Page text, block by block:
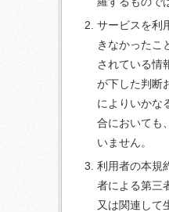
サービスを利
きなかったこ
されている情
が下した判断
によりいかな
合においても
いません。
利用者の本規
者による第三
又は関連して